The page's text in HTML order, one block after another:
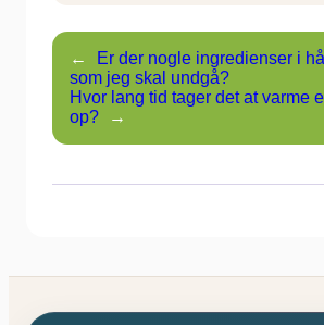
←
Er der nogle ingredienser i
som jeg skal undgå?
Hvor lang tid tager det at varme
op?
→